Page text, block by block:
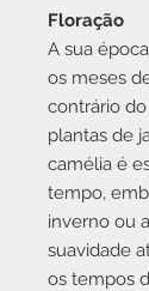
Floração
A sua
os meses
contrário
plantas de
camélia é
tempo,
inverno ou
suavidade
os tempos